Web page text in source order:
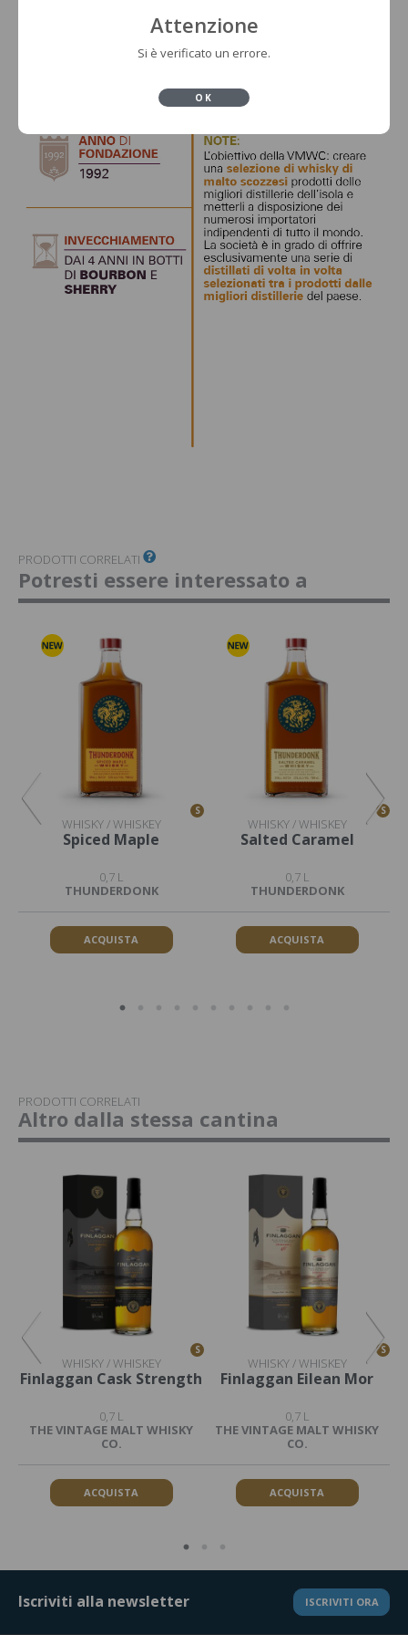
PRODOTTI CORRELATI
Potresti essere interessato a
S
WHISKY / WHISKEY
Spiced Maple
0,7 L
THUNDERDONK
ACQUISTA
S
WHISKY / WHISKEY
Salted Caramel
0,7 L
THUNDERDONK
ACQUISTA
PRODOTTI CORRELATI
Altro dalla stessa cantina
S
WHISKY / WHISKEY
Finlaggan Cask Strength
0,7 L
THE VINTAGE MALT WHISKY
CO.
ACQUISTA
S
WHISKY / WHISKEY
Finlaggan Eilean Mor
0,7 L
THE VINTAGE MALT WHISKY
CO.
ACQUISTA
Iscriviti alla newsletter ISCRIVITI ORA
Attenzione
Si è verificato un errore.
OK